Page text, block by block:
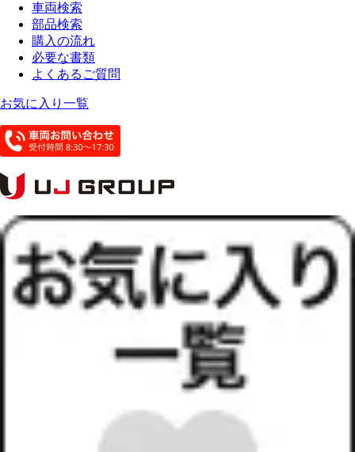
車両検索
部品検索
購入の流れ
必要な書類
よくあるご質問
お気に入り一覧